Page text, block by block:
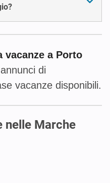
vacanze a Porto
di
vacanze disponibili.
nelle Marche